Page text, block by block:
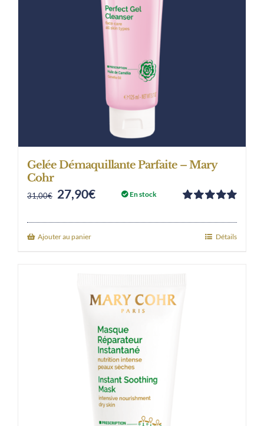
Gelée Démaquillante Parfaite – Mary
Cohr
5
31,00€ Original
27,90€CurrentEn stock
Ajouter au panier Détails